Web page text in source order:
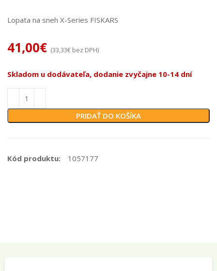
Lopata na sneh X-Series FISKARS
41,00€ (33,33€ bez DPH)
Skladom u dodávateľa, dodanie zvyčajne 10-14 dní
PRIDAŤ DO KOŠÍKA
Kód produktu: 1057177